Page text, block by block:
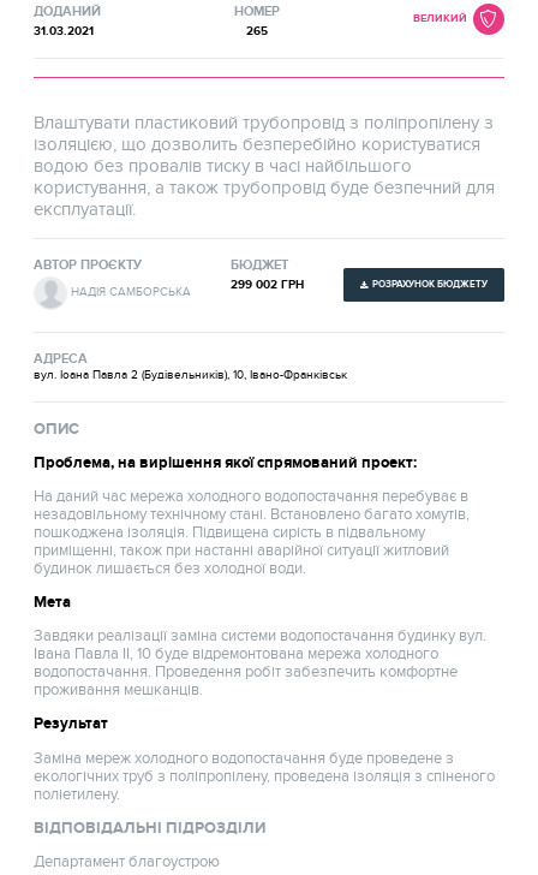
ДОДАНИЙ
31.03.2021
НОМЕР
265
ВЕЛИКИЙ
Влаштувати пластиковий трубопровід з поліпропілену з
ізоляцією, що дозволить безперебійно користуватися
водою без провалів тиску в часі найбільшого
користування, а також трубопровід буде безпечний для
експлуатації.
АВТОР ПРОЄКТУ
НАДІЯ САМБОРСЬКА
БЮДЖЕТ
299 002 ГРН РОЗРАХУНОК БЮДЖЕТУ
АДРЕСА
вул. Іоана Павла 2 (Будівельників), 10, Івано-Франківськ
ОПИС
Проблема, на вирішення якої спрямований проект:
На даний час мережа холодного водопостачання перебуває в
незадовільному технічному стані. Встановлено багато хомутів,
пошкоджена ізоляція. Підвищена сирість в підвальному
приміщенні, також при настанні аварійної ситуації житловий
будинок лишається без холодної води.
Мета
Завдяки реалізації заміна системи водопостачання будинку вул.
Івана Павла ІІ, 10 буде відремонтована мережа холодного
водопостачання. Проведення робіт забезпечить комфортне
проживання мешканців.
Результат
Заміна мереж холодного водопостачання буде проведене з
екологічних труб з поліпропілену, проведена ізоляція з спіненого
поліетилену.
ВІДПОВІДАЛЬНІ ПІДРОЗДІЛИ
Департамент благоустрою